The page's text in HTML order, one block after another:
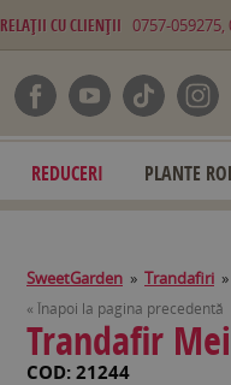
RELAŢII CU CLIENŢII 0757-
REDUCERI PLANTE
SweetGarden » Trandafiri »
« Înapoi la pagina precedentă
Trandafir
COD: 21244